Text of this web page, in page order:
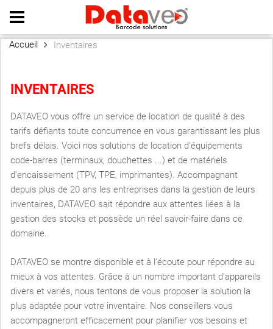
Home|About us |Contact |Site map
Accueil Inventaires
INVENTAIRES
DATAVEO vous offre un service de location de qualité à des
tarifs défiants toute concurrence en vous garantissant les plus
brefs délais. Voici nos solutions de location d'équipements
code-barres (terminaux, douchettes ...) et de matériels
d'encaissement (TPV, TPE, imprimantes). Accompagnant
depuis plus de 20 ans les entreprises dans la gestion de leurs
inventaires, DATAVEO sait répondre aux attentes liées à la
gestion des stocks et possède un réel savoir-faire dans ce
domaine.
DATAVEO se montre disponible et à l'écoute pour répondre au
mieux à vos attentes. Grâce à un nombre important d'appareils
divers et variés, nous tentons de vous proposer la solution la
plus adaptée pour votre inventaire. Nos conseillers vous
accompagneront efficacement pour planifier vos besoins et